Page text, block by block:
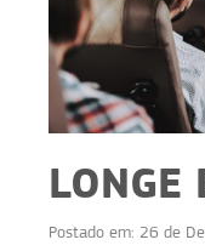
LONGE
Postado em: 26 de